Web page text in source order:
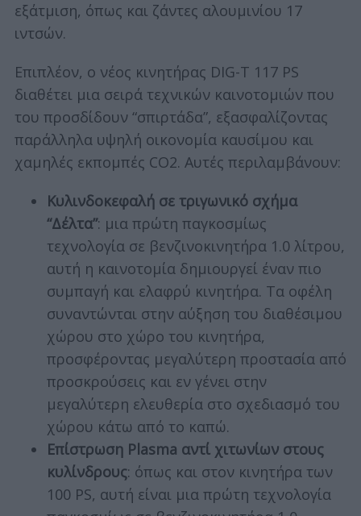
εξάτμιση, όπως και ζάντες αλουμινίου 17
ιντσών.
Eπιπλέον, ο νέος κινητήρας DIG-T 117 PS
διαθέτει μια σειρά τεχνικών καινοτομιών που
του προσδίδουν “σπιρτάδα”, εξασφαλίζοντας
παράλληλα υψηλή οικονομία καυσίμου και
χαμηλές εκπομπές CO2. Αυτές περιλαμβάνουν:
Κυλινδοκεφαλή σε τριγωνικό σχήμα
“Δέλτα”: μια πρώτη παγκοσμίως
τεχνολογία σε βενζινοκινητήρα 1.0 λίτρου,
αυτή η καινοτομία δημιουργεί έναν πιο
συμπαγή και ελαφρύ κινητήρα. Τα οφέλη
συναντώνται στην αύξηση του διαθέσιμου
χώρου στο χώρο του κινητήρα,
προσφέροντας μεγαλύτερη προστασία από
προσκρούσεις και εν γένει στην
μεγαλύτερη ελευθερία στο σχεδιασμό του
χώρου κάτω από το καπώ.
Επίστρωση Plasma αντί χιτωνίων στους
κυλίνδρους: όπως και στον κινητήρα των
100 PS, αυτή είναι μια πρώτη τεχνολογία